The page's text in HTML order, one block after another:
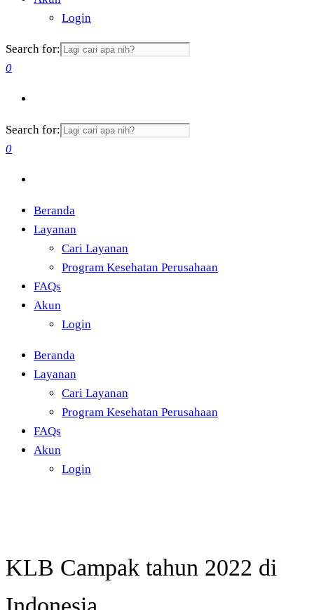
Login
Search for:
0
Search for:
0
Beranda
Layanan
Cari Layanan
Program Kesehatan Perusahaan
FAQs
Akun
Login
Beranda
Layanan
Cari Layanan
Program Kesehatan Perusahaan
FAQs
Akun
Login
KLB Campak tahun 2022 di